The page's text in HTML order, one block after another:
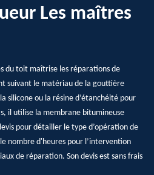
Les maîtres
du toit maîtrise les réparations de
suivant le matériau de la gouttière
silicone ou la résine d’étanchéité pour
il utilise la membrane bitumineuse
pour détailler le type d’opération de
nombre d'heures pour l’intervention
de réparation. Son devis est sans frais